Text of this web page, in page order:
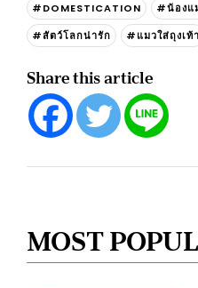
#DOMESTICATION
#น้องแ
#สัตว์โลกน่ารัก
#แมวใส่ถุงเท้า
Share this article
MOST